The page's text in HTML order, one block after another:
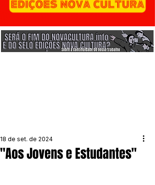
"Aos Jovens e Estudantes"
18 de set. de 2024